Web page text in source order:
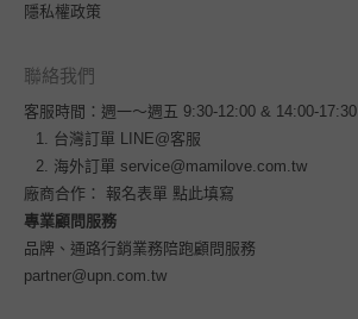
隱私權政策
聯絡我們
客服時間：週一～週五 9:30-12:00 & 14:00-17:30
台灣訂單
LINE@客服
海外訂單 service@mamilove.com.tw
廠商合作： 報名表單 點此填寫
專業顧問服務
品牌、通路行銷業務陪跑顧問服務
partner@upn.com.tw